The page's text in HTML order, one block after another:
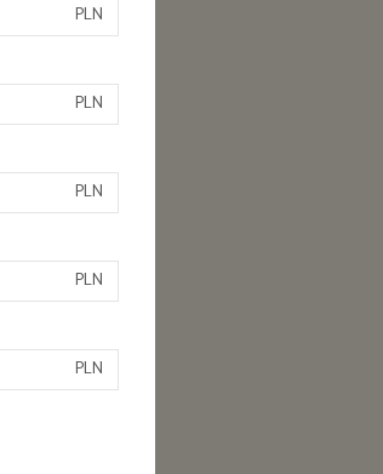
PLN
PLN
PLN
PLN
PLN